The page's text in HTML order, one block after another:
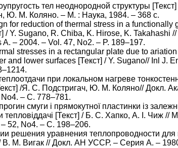
тел неоднородной структуры
Ю. М. Коляно. – М. : Наука, 1984. – 368 с.
for reduction of thermal stress in a functionally
/ Y. Sugano, R. Chiba, K. Hirose, K. Takahashi
– 2004. – Vol. 47, No2. – P. 189–197.
stresses in a rectangular plate due to
and lower surfaces [Текст] / Y. Sugano// Inl J.
при локальном нагреве
/Я. С. Подстригач, Ю. М. Коляно// Докл.
– С. 778–781.
смуги і прямокутної пластинки із
тепловіддачі [Текст] / Б. С. Хапко, А. І. Чиж //
52, No4. – С. 198–206.
решения уравнения теплопроводности для
/ В. М. Вигак // Докл. АН УССР. – Серия А. –